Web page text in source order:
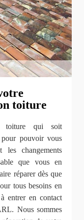
toiture
toiture qui soit
pour pouvoir vous
les changements
que vous en
réparer dès que
tous besoins en
entrer en contact
Nous sommes